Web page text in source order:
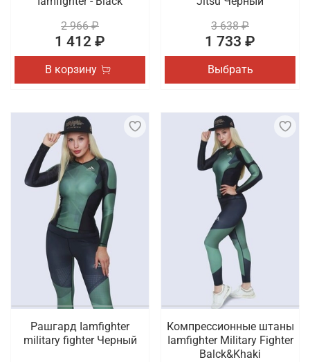
2 966 ₽
1 412 ₽
В корзину
3 638 ₽
1 733 ₽
Выбрать
Рашгард Iamfighter
military fighter Черный
Компрессионные штаны
Iamfighter Military Fighter
Balck&Khaki